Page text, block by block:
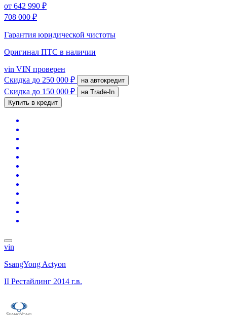
от 642 990 ₽
708 000 ₽
Гарантия юридической чистоты
Оригинал ПТС в наличии
vin VIN проверен
Скидка до 250 000 ₽ на автокредит
Скидка до 150 000 ₽
на Trade-In
Купить в кредит
vin
SsangYong Actyon
II Рестайлинг 2014 г.в.